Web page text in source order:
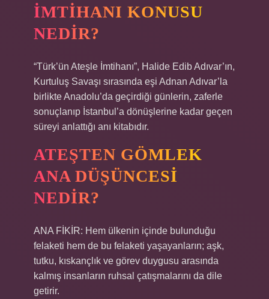
IMTIHANI KONUSU
NEDIR?
“Türk’ün Ateşle İmtihanı”, Halide Edib Adıvar’ın,
Kurtuluş Savaşı sırasında eşi Adnan Adıvar’la
birlikte Anadolu’da geçirdiği günlerin, zaferle
sonuçlanıp İstanbul’a dönüşlerine kadar geçen
süreyi anlattığı anı kitabıdır.
ATEŞTEN GÖMLEK
ANA DÜŞÜNCESI
NEDIR?
ANA FİKİR: Hem ülkenin içinde bulunduğu
felaketi hem de bu felaketi yaşayanların; aşk,
tutku, kıskançlık ve görev duygusu arasında
kalmış insanların ruhsal çatışmalarını da dile
getirir.